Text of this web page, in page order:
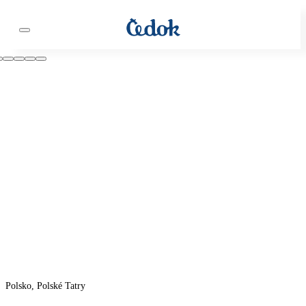
Polsko, Polské Tatry